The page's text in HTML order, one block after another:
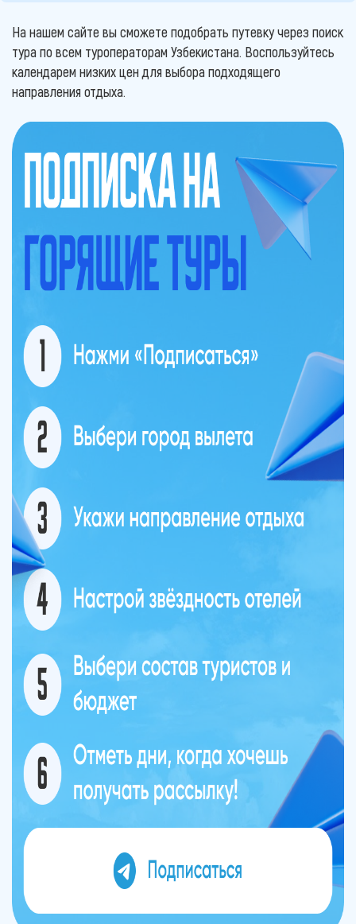
На нашем сайте вы сможете подобрать путевку через поиск
тура по всем туроператорам Узбекистана. Воспользуйтесь
календарем низких цен для выбора подходящего
направления отдыха.